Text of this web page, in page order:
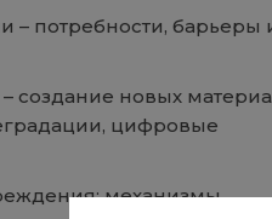
– потребности, барьеры
создание новых
цифровые
механизмы